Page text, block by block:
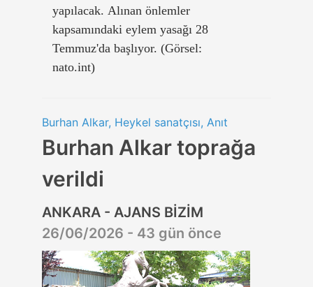
yapılacak. Alınan önlemler
kapsamındaki eylem yasağı 28
Temmuz'da başlıyor. (Görsel:
nato.int)
Burhan Alkar, Heykel sanatçısı, Anıt
Burhan Alkar toprağa
verildi
ANKARA - AJANS BİZİM
26/06/2026 - 43 gün önce